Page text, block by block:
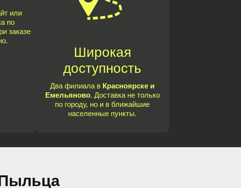
или
по
заказе
Широкая
доступность
Два филиала в Красноярске и
Емельяново. Доставка не только
по городу, но и в ближайшие
населенные пункты.